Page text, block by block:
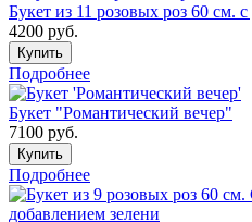
Букет из 11 розовых роз 60 см.
4200 руб.
Купить
Подробнее
Букет "Романтический вечер"
7100 руб.
Купить
Подробнее